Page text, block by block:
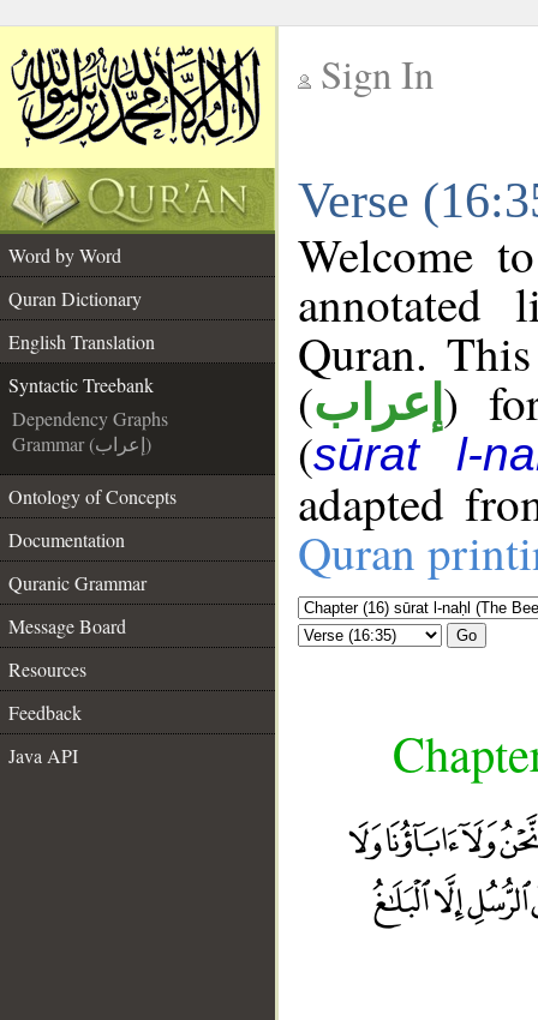
Sign In
Verse
Word by Word
Quran Dictionary
English Translation
Syntactic Treebank
Dependency Graphs
Grammar (إعراب)
Ontology of Concepts
Documentation
Quranic Grammar
Message Board
Resources
Feedback
Java API
Welcome
annotated
Quran.
(إعراب )
(sūrat l-
adapted
Quran
Go